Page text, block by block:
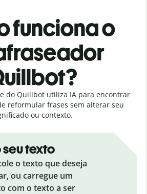
funciona o
do Quillbot utiliza IA para encontrar
reformular frases sem alterar seu
ou contexto.
seu texto
o texto que deseja
ou carregue um
com o texto a ser